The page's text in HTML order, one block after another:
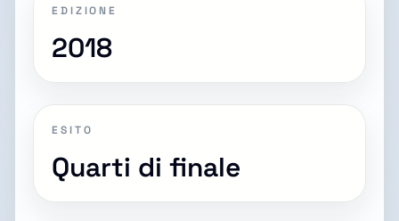
EDIZIONE
2018
ESITO
Quarti di finale